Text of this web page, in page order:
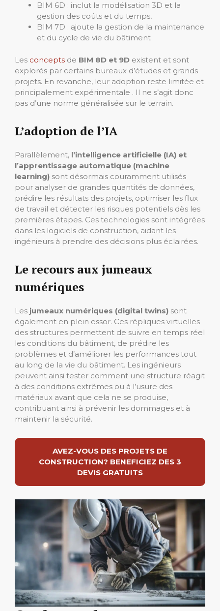
BIM 6D : inclut la modélisation 3D et la
gestion des coûts et du temps,
BIM 7D : ajoute la gestion de la maintenance
et du cycle de vie du bâtiment
Les concepts de BIM 8D et 9D existent et sont
explorés par certains bureaux d’études et grands
projets. En revanche, leur adoption reste limitée et
principalement expérimentale . Il ne s’agit donc
pas d’une norme généralisée sur le terrain.
L’adoption de l’IA
Parallèlement, l’intelligence artificielle (IA) et
l’apprentissage automatique (machine
learning) sont désormais couramment utilisés
pour analyser de grandes quantités de données,
prédire les résultats des projets, optimiser les flux
de travail et détecter les risques potentiels dès les
premières étapes. Ces technologies sont intégrées
dans les logiciels de construction, aidant les
ingénieurs à prendre des décisions plus éclairées.
Le recours aux jumeaux
numériques
Les jumeaux numériques (digital twins) sont
également en plein essor. Ces répliques virtuelles
des structures permettent de suivre en temps réel
les conditions du bâtiment, de prédire les
problèmes et d’améliorer les performances tout
au long de la vie du bâtiment. Les ingénieurs
peuvent ainsi tester comment une structure réagit
à des conditions extrêmes ou à l’usure des
matériaux avant que cela ne se produise,
contribuant ainsi à prévenir les dommages et à
maintenir la sécurité.
AVEZ-VOUS DES PROJETS DE
CONSTRUCTION? BENEFICIEZ DES 3
DEVIS GRATUITS